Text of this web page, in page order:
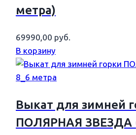
метра)
69990,00 руб.
В корзину
Выкат для зимней
ПОЛЯРНАЯ ЗВЕЗДА